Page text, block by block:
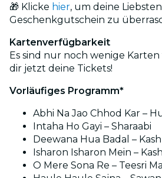
🎁 Klicke hier, um deine
Geschenkgutschein zu
Kartenverfügbarkeit
Es sind nur noch wenige
dir jetzt deine Tickets!
Vorläufiges Programm*
Abhi Na Jao Chhod Kar –
Intaha Ho Gayi – Sharaabi
Deewana Hua Badal –
Isharon Isharon Mein –
O Mere Sona Re – Teesri